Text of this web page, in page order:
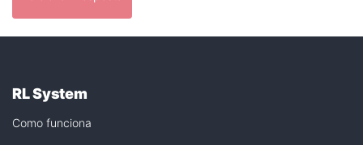
RL System
Como funciona